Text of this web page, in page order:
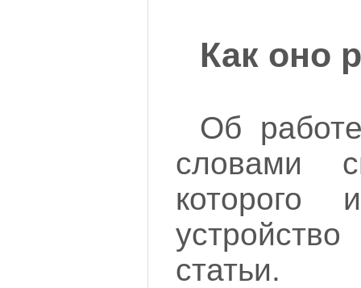
Как оно
Об
словами
которого
статьи.